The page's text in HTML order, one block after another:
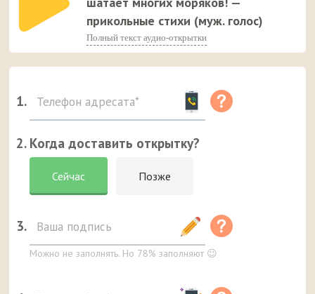
прикольные стихи (муж. голос)
Полный текст аудио-открытки
1.
2. Когда доставить открытку?
Сейчас Позже
3.
Можно не заполнять. Но 78% заполняют 😉